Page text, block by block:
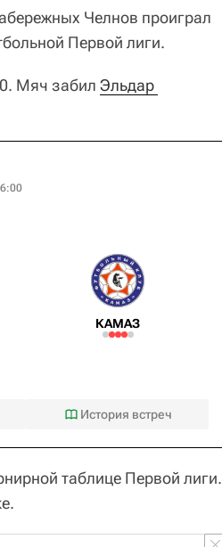
Челнов проиграл
Первой лиги.
Мяч забил Эльдар
КАМАЗ
История встреч
таблице Первой лиги.